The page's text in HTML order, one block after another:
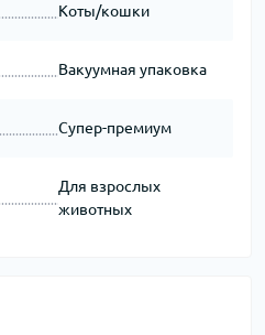
Коты/кошки
Вакуумная упаковка
Супер-премиум
Для взрослых
животных